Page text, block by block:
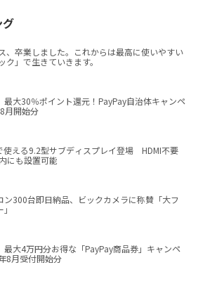
グ
、卒業しました。これからは最高に使いやすい
ク」で生きていきます。
最大30％ポイント還元！PayPay自治体キャンペ
月開始分
使える9.2型サブディスプレイ登場 HDMI不要
にも設置可能
ン300台即日納品、ビックカメラに称賛「大フ
最大4万円分お得な「PayPay商品券」キャンペ
8月受付開始分